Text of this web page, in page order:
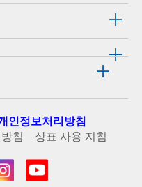
인정보처리방침
침
상표 사용 지침